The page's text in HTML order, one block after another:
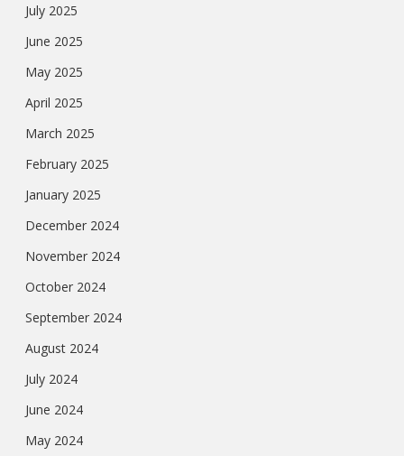
July 2025
June 2025
May 2025
April 2025
March 2025
February 2025
January 2025
December 2024
November 2024
October 2024
September 2024
August 2024
July 2024
June 2024
May 2024